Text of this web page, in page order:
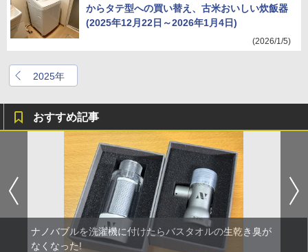
からタテ型への買い替え、古米おいしい炊飯器
(2025年12月22日～2026年1月4日)
(2026/1/5)
2025年
おすすめ記事
ナノバブルを洗濯機に付けたらバスタオルの生乾き臭が
なくなった!